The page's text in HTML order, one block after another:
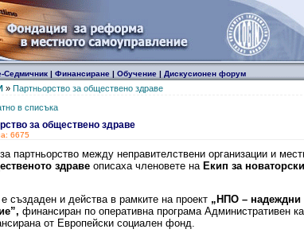
Седмичник| Финансиране| Обучение| Дискусионен форум
» Партньорство за обществено здраве
в списъка
за обществено здраве
6675
партньорство между неправителствени организации и
здраве описаха членовете на Екип за
създаден и действа в рамките на проект „НПО – надеждни
финансиран по оперативна програма Административен
от Европейски социален фонд.